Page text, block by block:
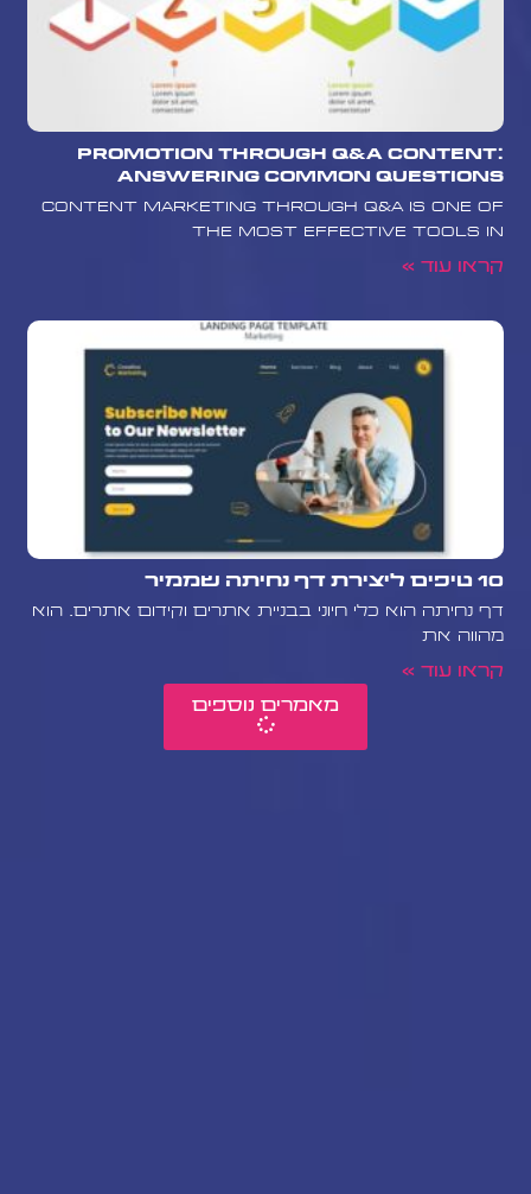
Promotion Through Q&A Content:
Answering Common Questions
Content marketing through Q&A is one of
the most effective tools in
קראו עוד »
10 טיפים ליצירת דף נחיתה שממיר
דף נחיתה הוא כלי חיוני בבניית אתרים וקידום אתרים. הוא
מהווה את
קראו עוד »
מאמרים נוספים